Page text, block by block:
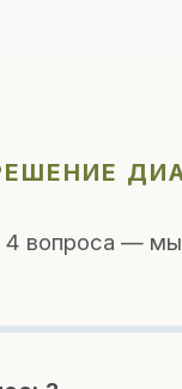
4 вопроса —